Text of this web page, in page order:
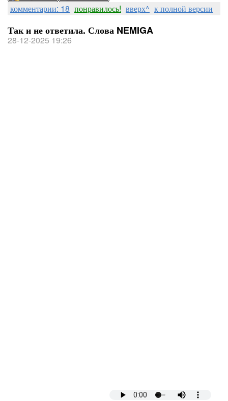
комментарии: 18 понравилось! вверх^ к полной версии
Так и не ответила. Слова NEMIGA
28-12-2025 19:26